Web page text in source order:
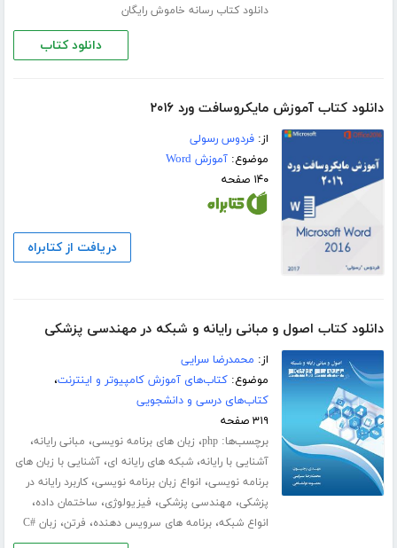
دانلود کتاب رسانه خاموش رایگان
دانلود کتاب
دانلود کتاب آموزش مایکروسافت ورد ۲۰۱۶
از:فردوس رسولی
موضوع:آموزش Word
۱۴۰ صفحه
دریافت از کتابراه
دانلود کتاب اصول و مبانی رایانه و شبکه در مهندسی پزشکی
از: محمدرضا سرایی
موضوع:کتاب‌های آموزش کامپیوتر و اینترنت،
کتاب‌های درسی و دانشجویی
۳۱۹ صفحه
برچسب‌ها:php، زبان های برنامه نویسی، مبانی رایانه،
آشنایی با رایانه،شبکه های رایانه ای،آشنایی با زبان های
برنامه نویسی، انواع زبان برنامه نویسی،کاربرد رایانه در
پزشکی، مهندسی پزشکی، فیزیولوژی، ساختمان داده،
انواع شبکه،برنامه های سرویس دهنده، فرتن، زبان #C